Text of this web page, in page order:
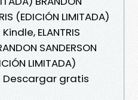
(EDICIÓN LIMITADA)
ELANTRIS
SANDERSON
LIMITADA)
Descargar gratis